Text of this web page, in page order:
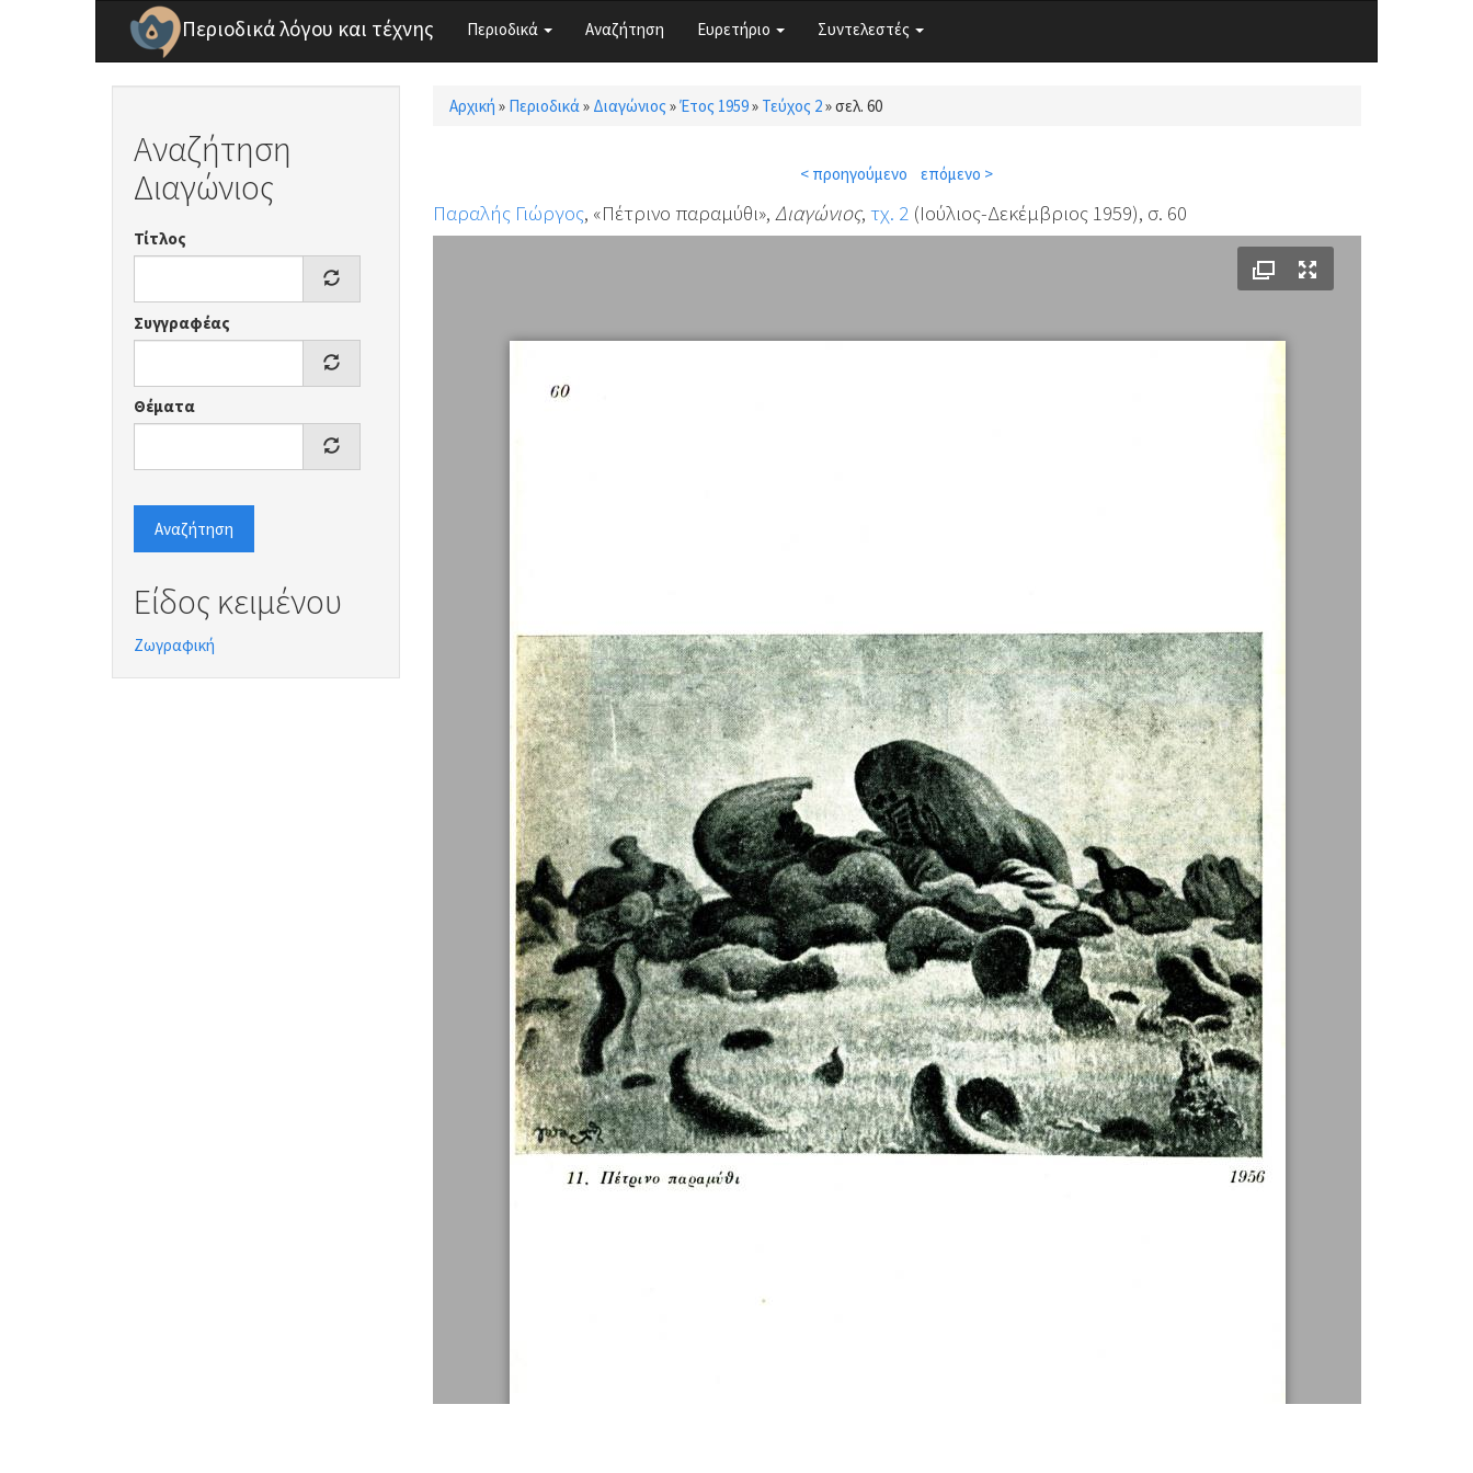
Παράκαμψη προς το κυρίως περιεχόμενο
Περιοδικά λόγου και τέχνης Περιοδικά Αναζήτηση Ευρετήριο Συντελεστές
Αναζήτηση
Διαγώνιος
Τίτλος
Συγγραφέας
Θέματα
Αναζήτηση
Είδος κειμένου
Ζωγραφική
Είστε εδώ
Αρχική » Περιοδικά» Διαγώνιος »Έτος 1959» Τεύχος 2»σελ. 60
< προηγούμενο επόμενο >
Παραλής Γιώργος, «Πέτρινο παραμύθι», Διαγώνιος, τχ. 2(Ιούλιος-Δεκέμβριος 1959), σ. 60